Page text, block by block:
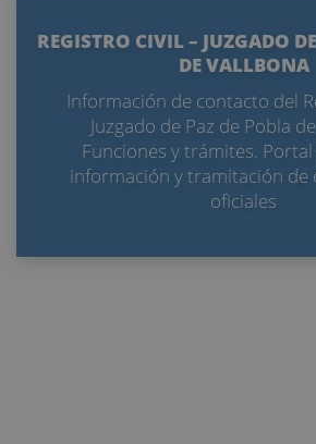
REGISTRO CIVIL – JUZGADO
DE VALLBONA
Información de contacto del
Juzgado de Paz de Pobla
Funciones y trámites.
información y tramitación de
oficiales